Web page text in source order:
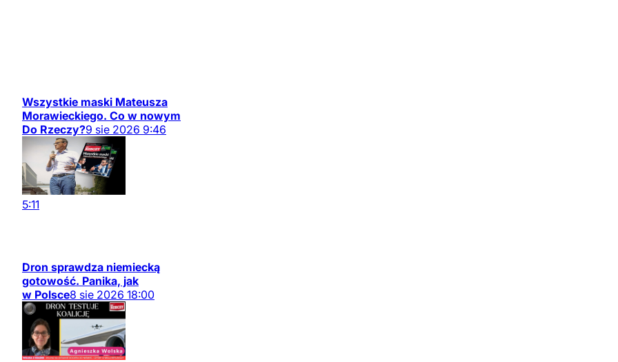
Wszystkie maski Mateusza
Morawieckiego. Co w nowym
Do Rzeczy?9 sie 2026 9:46
5:11
Dron sprawdza niemiecką
gotowość. Panika, jak
w Polsce8 sie 2026 18:00